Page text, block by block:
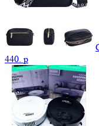
440. p